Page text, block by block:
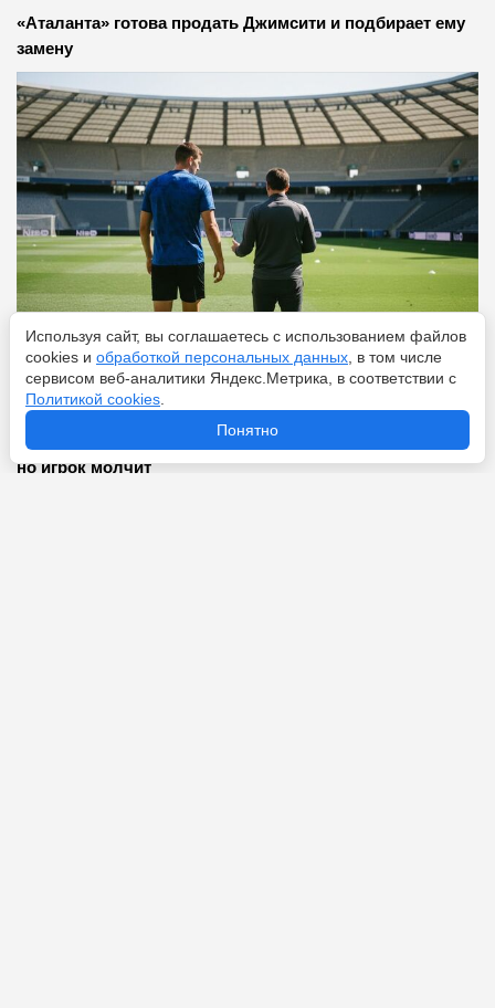
«Аталанта» готова продать Джимсити и подбирает ему
замену
Перейти 7 августа 2026
«Астон Вилла» договорилась с «Атлетико» по Руджери,
но игрок молчит
Используя сайт, вы соглашаетесь с использованием файлов
cookies и обработкой персональных данных , в том числе
сервисом веб-аналитики Яндекс.Метрика, в соответствии с
Политикой cookies
Понятно